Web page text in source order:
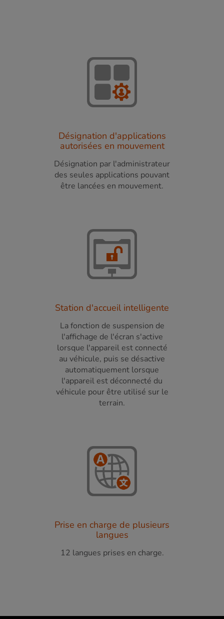
Désignation d'applications
autorisées en mouvement
Désignation par l'administrateur
des seules applications pouvant
être lancées en mouvement.
Station d'accueil intelligente
La fonction de suspension de
l'affichage de l'écran s'active
lorsque l'appareil est connecté
au véhicule, puis se désactive
automatiquement lorsque
l'appareil est déconnecté du
véhicule pour être utilisé sur le
terrain.
Prise en charge de plusieurs
langues
12 langues prises en charge.​